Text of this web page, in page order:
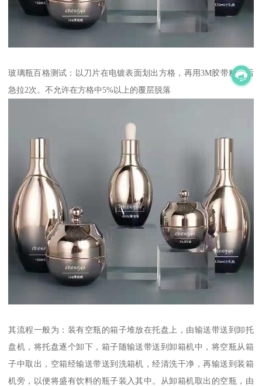
玻璃瓶百格测试：以刀片在电镀表面划出方格，再用3M胶带粘上后
急拉2次。不允许在方格中5%以上的覆层脱落
其流程一般为：装有空瓶的箱子堆放在托盘上，由输送带送到卸托
盘机，将托盘逐个卸下，箱子随输送带送到卸箱机中，将空瓶从箱
子中取出，空箱经输送带送到洗箱机，经清洗干净，再输送到装箱
机旁，以便将盛有饮料的瓶子装入其中。从卸箱机取出的空瓶，由